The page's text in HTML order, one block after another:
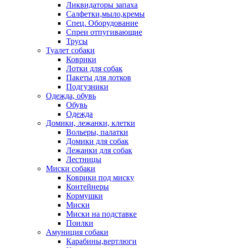
Ликвидаторы запаха
Салфетки,мыло,кремы
Спец. Оборудование
Спреи отпугивающие
Трусы
Туалет собаки
Коврики
Лотки для собак
Пакеты для лотков
Подгузники
Одежда, обувь
Обувь
Одежда
Домики, лежанки, клетки
Вольеры, палатки
Домики для собак
Лежанки для собак
Лестницы
Миски собаки
Коврики под миску
Контейнеры
Кормушки
Миски
Миски на подставке
Поилки
Амуниция собаки
Карабины,вертлюги